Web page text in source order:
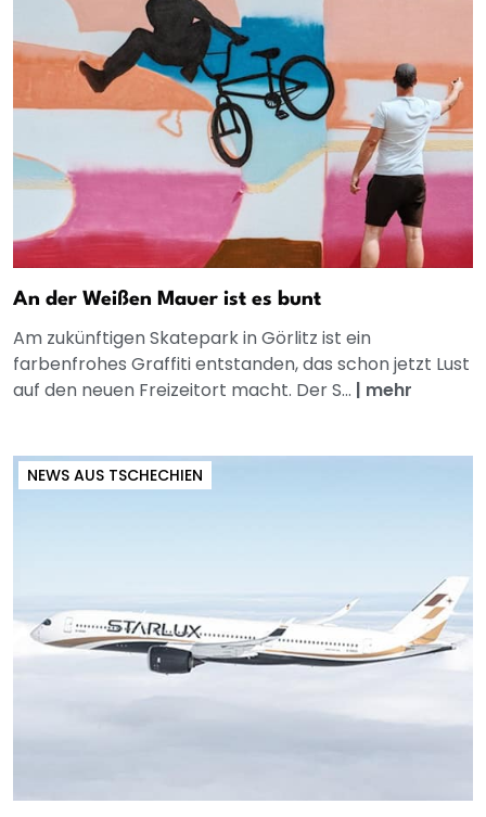
An der Weißen Mauer ist es bunt
Am zukünftigen Skatepark in Görlitz ist ein
farbenfrohes Graffiti entstanden, das schon jetzt Lust
auf den neuen Freizeitort macht. Der S... | mehr
NEWS AUS TSCHECHIEN